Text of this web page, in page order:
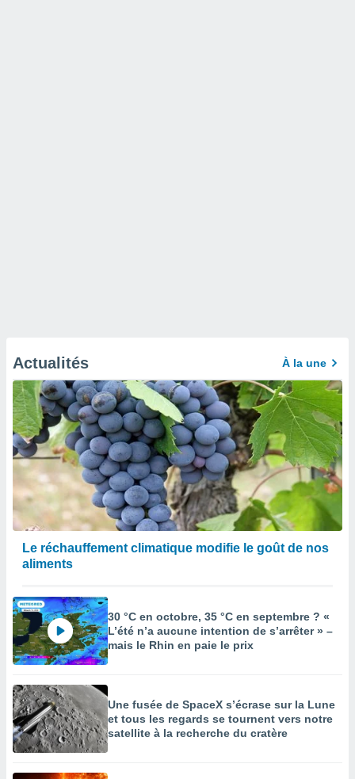
Actualités À la une
Le réchauffement climatique modifie le goût de nos
aliments
30 °C en octobre, 35 °C en septembre ? «
L’été n’a aucune intention de s’arrêter » –
mais le Rhin en paie le prix
Une fusée de SpaceX s’écrase sur la Lune
et tous les regards se tournent vers notre
satellite à la recherche du cratère